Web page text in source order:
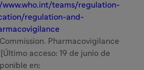
www.who.int/teams/regulation-
regulation-and-
Pharmacovigilance
acceso: 19 de junio de
en: